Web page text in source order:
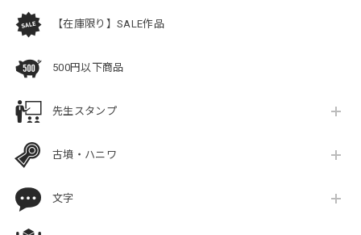
【在庫限り】SALE作品
500円以下商品
先生スタンプ
古墳・ハニワ
文字